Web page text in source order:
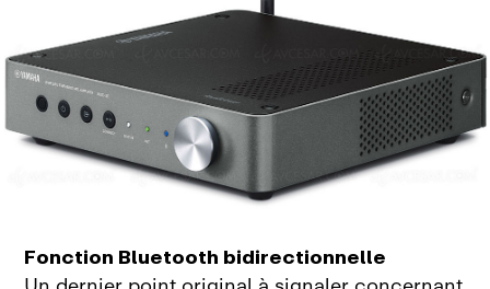
Fonction Bluetooth bidirectionnelle